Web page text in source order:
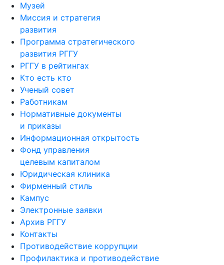
Музей
Миссия и стратегия
развития
Программа стратегического
развития РГГУ
РГГУ в рейтингах
Кто есть кто
Ученый совет
Работникам
Нормативные документы
и приказы
Информационная открытость
Фонд управления
целевым капиталом
Юридическая клиника
Фирменный стиль
Кампус
Электронные заявки
Архив РГГУ
Контакты
Противодействие коррупции
Профилактика и противодействие